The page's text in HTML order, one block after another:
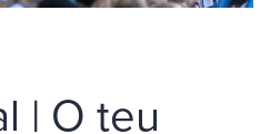
| O teu